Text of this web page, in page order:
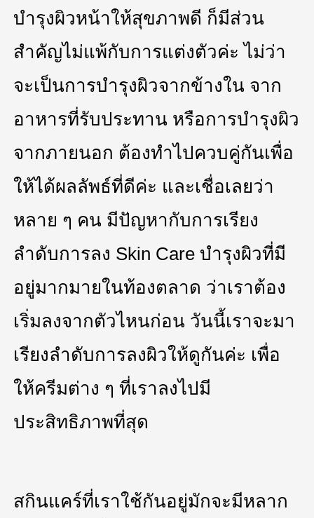
บำรุงผิวหน้าให้สุขภาพดี ก็มีส่วน
สำคัญไม่แพ้กับการแต่งตัวค่ะ ไม่ว่า
จะเป็นการบำรุงผิวจากข้างใน จาก
อาหารที่รับประทาน หรือการบำรุงผิว
จากภายนอก ต้องทำไปควบคู่กันเพื่อ
ให้ได้ผลลัพธ์ที่ดีค่ะ และเชื่อเลยว่า
หลาย ๆ คน มีปัญหากับการเรียง
ลำดับการลง Skin Care บำรุงผิวที่มี
อยู่มากมายในท้องตลาด ว่าเราต้อง
เริ่มลงจากตัวไหนก่อน วันนี้เราจะมา
เรียงลำดับการลงผิวให้ดูกันค่ะ เพื่อ
ให้ครีมต่าง ๆ ที่เราลงไปมี
ประสิทธิภาพที่สุด
สกินแคร์ที่เราใช้กันอยู่มักจะมีหลาก